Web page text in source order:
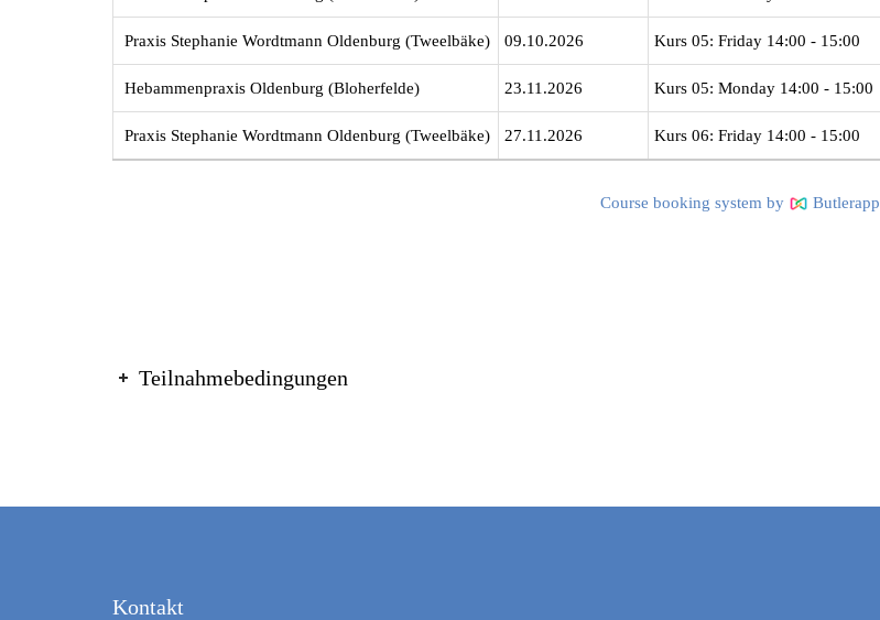
Praxis Stephanie Wordtmann Oldenburg (Tweelbäke) 09.10.2026 Kurs 05: Friday 14:00 - 15:00
Hebammenpraxis Oldenburg (Bloherfelde) 23.11.2026 Kurs 05: Monday 14:00 - 15:00
Praxis Stephanie Wordtmann Oldenburg (Tweelbäke) 27.11.2026 Kurs 06: Friday 14:00 - 15:00
Course booking system by Butlerapp
Teilnahmebedingungen
Kontakt